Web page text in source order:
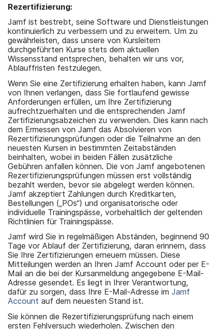
Rezertifizierung:
Jamf ist bestrebt, seine Software und Dienstleistungen
kontinuierlich zu verbessern und zu erweitern. Um zu
gewährleisten, dass unsere von Kursleitern
durchgeführten Kurse stets dem aktuellen
Wissensstand entsprechen, behalten wir uns vor,
Ablauffristen festzulegen.
Wenn Sie eine Zertifizierung erhalten haben, kann Jamf
von Ihnen verlangen, dass Sie fortlaufend gewisse
Anforderungen erfüllen, um Ihre Zertifizierung
aufrechtzuerhalten und die entsprechenden Jamf
Zertifizierungsabzeichen zu verwenden. Dies kann nach
dem Ermessen von Jamf das Absolvieren von
Rezertifizierungsprüfungen oder die Teilnahme an den
neuesten Kursen in bestimmten Zeitabständen
beinhalten, wobei in beiden Fällen zusätzliche
Gebühren anfallen können. Die von Jamf angebotenen
Rezertifizierungsprüfungen müssen erst vollständig
bezahlt werden, bevor sie abgelegt werden können.
Jamf akzeptiert Zahlungen durch Kreditkarten,
Bestellungen („POs“) und organisatorische oder
individuelle Trainingspässe, vorbehaltlich der geltenden
Richtlinien für Trainingspässe.
Jamf wird Sie in regelmäßigen Abständen, beginnend 90
Tage vor Ablauf der Zertifizierung, daran erinnern, dass
Sie Ihre Zertifizierungen erneuern müssen. Diese
Mitteilungen werden an Ihren Jamf Account oder per E-
Mail an die bei der Kursanmeldung angegebene E-Mail-
Adresse gesendet. Es liegt in Ihrer Verantwortung,
dafür zu sorgen, dass Ihre E-Mail-Adresse im Jamf
Account auf dem neuesten Stand ist.
Sie können die Rezertifizierungsprüfung nach einem
ersten Fehlversuch wiederholen. Zwischen den